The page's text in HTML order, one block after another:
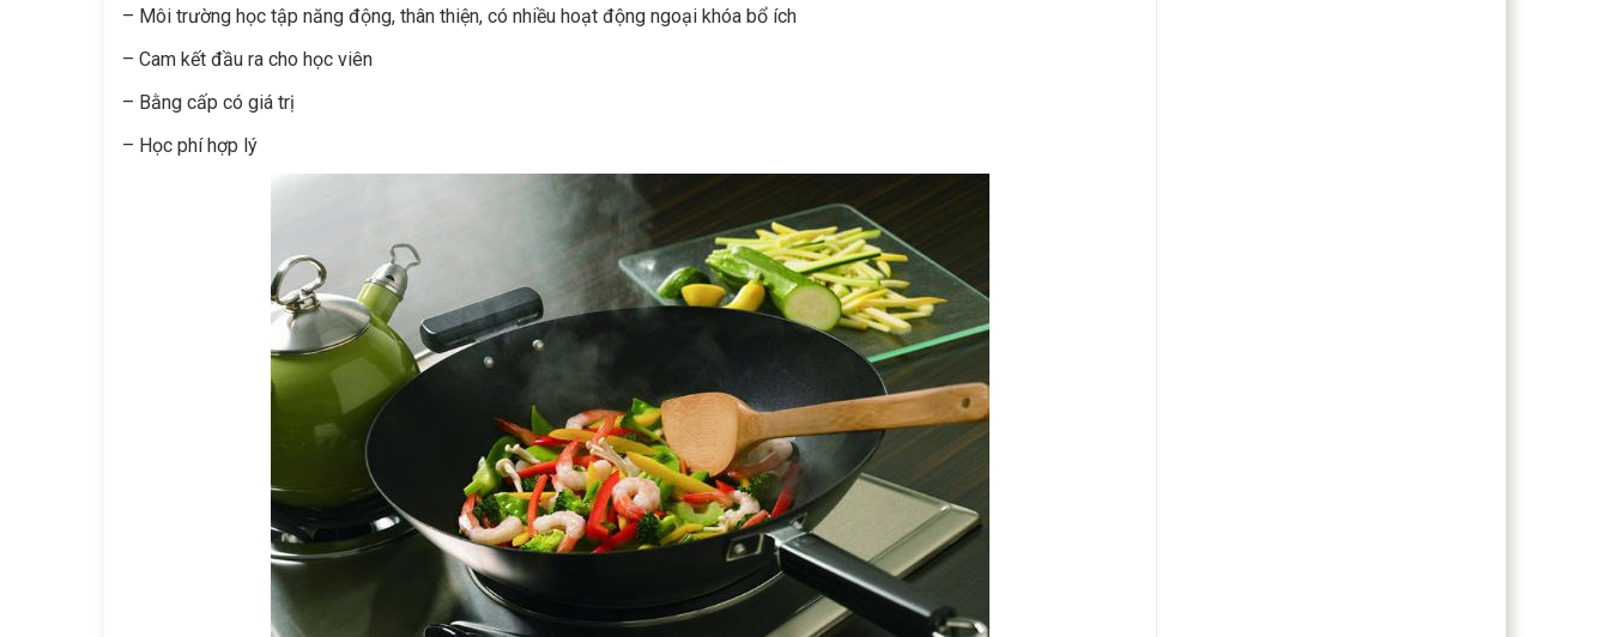
– Môi trường học tập năng động, thân thiện, có nhiều hoạt động ngoại khóa bổ ích
– Cam kết đầu ra cho học viên
– Bằng cấp có giá trị
– Học phí hợp lý